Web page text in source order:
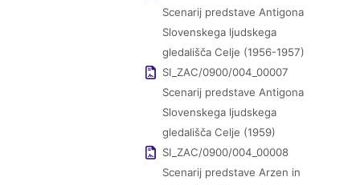
Scenarij predstave Antigona
Slovenskega ljudskega
gledališča Celje (1956-1957)
SI_ZAC/0900/004_00007
Scenarij predstave Antigona
Slovenskega ljudskega
gledališča Celje (1959)
SI_ZAC/0900/004_00008
Scenarij predstave Arzen in